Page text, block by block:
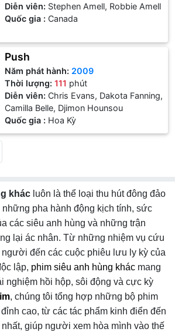
Diễn viên: Stephen Amell, Robbie Amell
Quốc gia : Canada
Push
Năm phát hành: 2009
Thời lượng:111 phút
Diễn viên:Chris Evans, Dakota Fanning,
Camilla Belle, Djimon Hounsou
Quốc gia : Hoa Kỳ
khác luôn là thể loại thu hút đông đảo
pha hành động kịch tính, sức
các siêu anh hùng và những trận
lại ác nhân. Từ những nhiệm vụ cứu
đến các cuộc phiêu lưu ly kỳ của
lập, phim siêu anh hùng khác mang
nghiệm hồi hộp, sôi động và cực kỳ
, chúng tôi tổng hợp những bộ phim
cao, từ các tác phẩm kinh điển đến
giúp người xem hòa mình vào thế